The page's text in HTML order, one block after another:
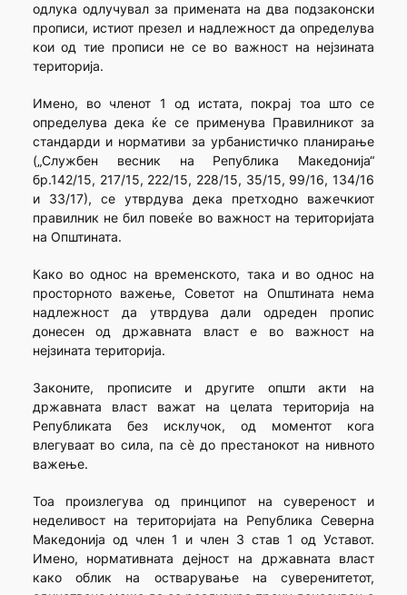
одлука одлучувал за примената на два подзаконски
прописи, истиот презел и надлежност да определува
кои од тие прописи не се во важност на нејзината
територија.
Имено, во членот 1 од истата, покрај тоа што се
определува дека ќе се применува Правилникот за
стандарди и нормативи за урбанистичко планирање
(„Службен весник на Република Македонија“
бр.142/15, 217/15, 222/15, 228/15, 35/15, 99/16, 134/16
и 33/17), се утврдува дека претходно важечкиот
правилник не бил повеќе во важност на територијата
на Општината.
Како во однос на временското, така и во однос на
просторното важење, Советот на Општината нема
надлежност да утврдува дали одреден пропис
донесен од државната власт е во важност на
нејзината територија.
Законите, прописите и другите општи акти на
државната власт важат на целата територија на
Републиката без исклучок, од моментот кога
влегуваат во сила, па сè до престанокот на нивното
важење.
Тоа произлегува од принципот на сувереност и
неделивост на територијата на Република Северна
Македонија од член 1 и член 3 став 1 од Уставот.
Имено, нормативната дејност на државната власт
како облик на остварување на суверенитетот,